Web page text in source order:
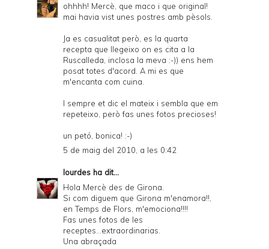
ohhhh! Mercè, que maco i que original!
mai havia vist unes postres amb pèsols.
Ja es casualitat però, es la quarta
recepta que llegeixo on es cita a la
Ruscalleda, inclosa la meva :-)) ens hem
posat totes d'acord. A mi es que
m'encanta com cuina.
I sempre et dic el mateix i sembla que em
repeteixo, però fas unes fotos precioses!
un petó, bonica! :-)
5 de maig del 2010, a les 0:42
lourdes ha dit...
Hola Mercè des de Girona.
Si com diguem que Girona m'enamora!!,
en Temps de Flors, m'emociona!!!!
Fas unes fotos de les
receptes...extraordinarias.
Una abraçada